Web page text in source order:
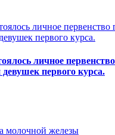
личное
первого курса.